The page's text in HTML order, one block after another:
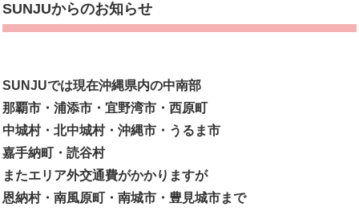
SUNJUからのお知らせ
SUNJUでは現在沖縄県内の中南部
那覇市・浦添市・宜野湾市・西原町
中城村・北中城村・沖縄市・うるま市
嘉手納町・読谷村
またエリア外交通費がかかりますが
恩納村・南風原町・南城市・豊見城市まで